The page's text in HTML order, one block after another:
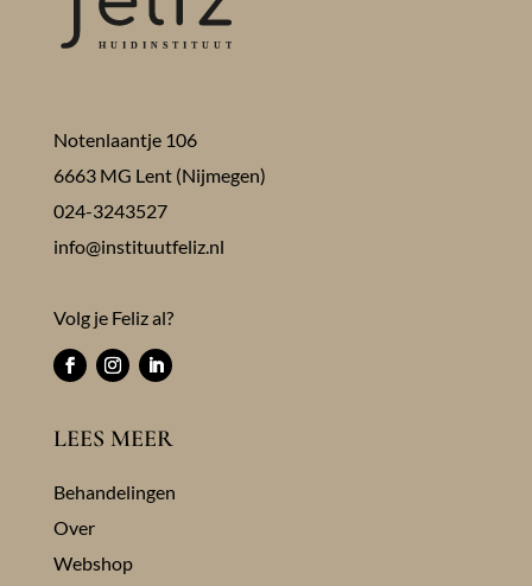
Notenlaantje 106
6663 MG Lent (Nijmegen)
024-3243527
info@instituutfeliz.nl
Volg je Feliz al?
LEES MEER
Behandelingen
Over
Webshop